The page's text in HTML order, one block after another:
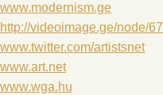
www.modernism.ge
http://videoimage.ge/node/67
www.twitter.com/artistsnet
www.art.net
www.wga.hu